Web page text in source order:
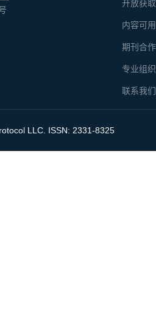
开放获
内容可
期刊合
专业组
联系我们
LLC. ISSN: 2331-8325